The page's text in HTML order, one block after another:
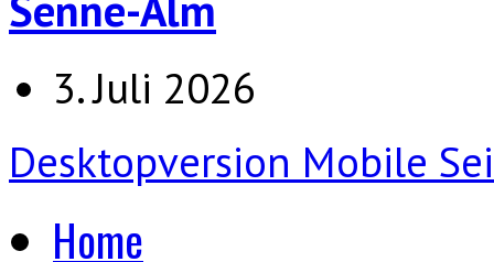
3. Juli 2026
Desktopversion Mobile
Home